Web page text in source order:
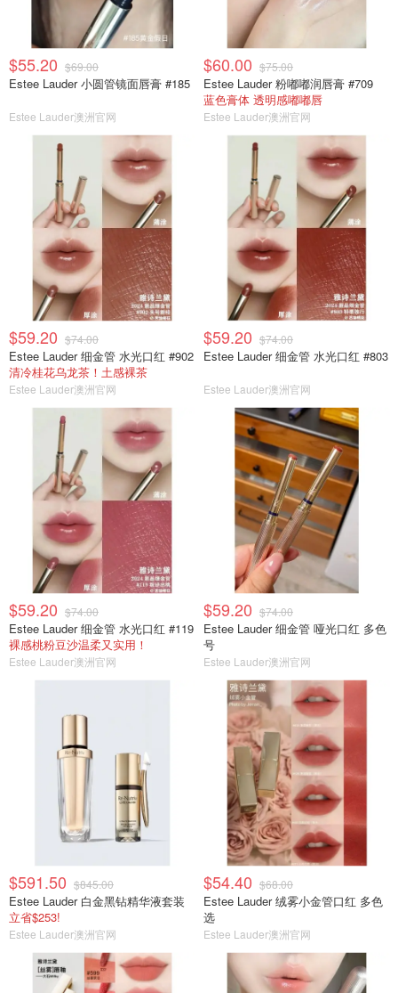
$55.20 $69.00
Estee Lauder 小圆管镜面唇膏 #185
Estee Lauder澳洲官网
$60.00 $75.00
Estee Lauder 粉嘟嘟润唇膏 #709
蓝色膏体 透明感嘟嘟唇
Estee Lauder澳洲官网
$59.20 $74.00
Estee Lauder 细金管 水光口红 #902
清冷桂花乌龙茶！土感裸茶
Estee Lauder澳洲官网
$59.20 $74.00
Estee Lauder 细金管 水光口红 #803
Estee Lauder澳洲官网
$59.20 $74.00
Estee Lauder 细金管 水光口红 #119
裸感桃粉豆沙温柔又实用！
Estee Lauder澳洲官网
$59.20 $74.00
Estee Lauder 细金管 哑光口红 多色
号
Estee Lauder澳洲官网
$591.50 $845.00
Estee Lauder 白金黑钻精华液套装
立省$253!
Estee Lauder澳洲官网
$54.40 $68.00
Estee Lauder 绒雾小金管口红 多色
选
Estee Lauder澳洲官网